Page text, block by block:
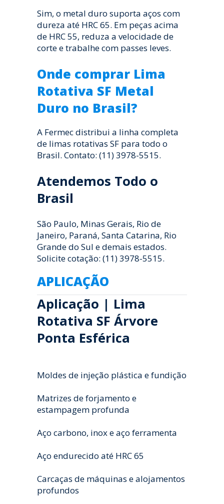
Sim, o metal duro suporta aços com
dureza até HRC 65. Em peças acima
de HRC 55, reduza a velocidade de
corte e trabalhe com passes leves.
Onde comprar Lima
Rotativa SF Metal
Duro no Brasil?
A Fermec distribui a linha completa
de limas rotativas SF para todo o
Brasil. Contato: (11) 3978-5515.
Atendemos Todo o
Brasil
São Paulo, Minas Gerais, Rio de
Janeiro, Paraná, Santa Catarina, Rio
Grande do Sul e demais estados.
Solicite cotação: (11) 3978-5515.
APLICAÇÃO
Aplicação | Lima
Rotativa SF Árvore
Ponta Esférica
Moldes de injeção plástica e fundição
Matrizes de forjamento e
estampagem profunda
Aço carbono, inox e aço ferramenta
Aço endurecido até HRC 65
Carcaças de máquinas e alojamentos
profundos